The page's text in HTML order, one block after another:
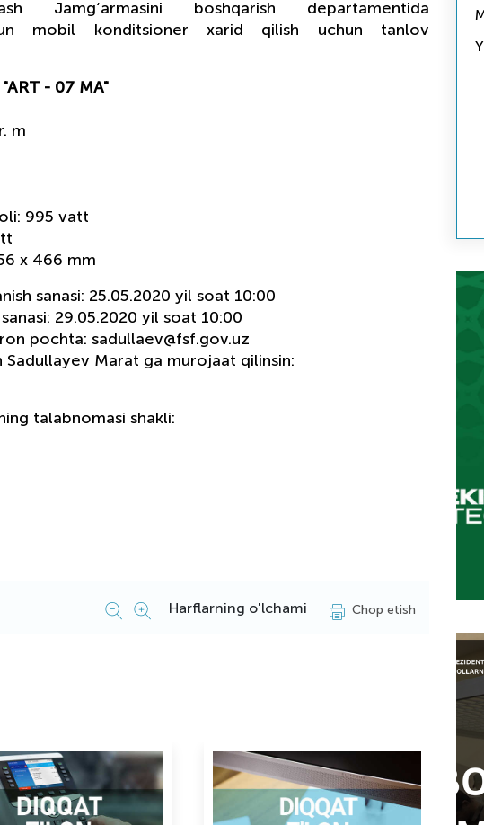
Jamg‘armasini boshqarish departamentida
mobil konditsioner xarid qilish uchun tanlov
"ART - 07 MA"
m
995 vatt
x 466 mm
sanasi: 25.05.2020 yil soat 10:00
29.05.2020 yil soat 10:00
pochta: sadullaev@fsf.gov.uz
Sadullayev Marat ga murojaat qilinsin:
talabnomasi shakli:
Harflarning o'lchami Chop etish